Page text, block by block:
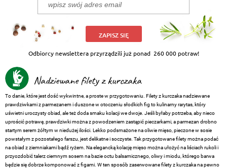
ZAPISZ SIĘ
Odbiorcy newslettera przyrządzili już ponad 260 000 potraw!
Nadziewane filety z kurczaka
To danie, które jest dość wykwintne, a proste w przygotowaniu. Filety z kurczaka nadziewane
prawdziwkami z parmezanem i duszone w otoczeniu słodkich fig to kulinarny rarytas, który
uświetni uroczysty obiad, ale też doda smaku kolacji we dwoje. Jeśli byłaby potrzeba, aby nieco
uprościć potrawę, prawdziwki można z powodzeniem zastąpić pieczarkami, a parmezan drobno
startym serem żółtym w niedużej ilości. Lekko podsmażone na oliwie mięso, pieczone w sosie
powstałym z pozostałego farszu, jest delikatne i soczyste. Tak przygotowane filety można podać
na obiad z ziemniakami bądź ryżem. Na elegancką kolację mięso można ułożyć na liściach rukoli i
przyozdobić talerz ciemnym sosem na bazie octu balsamicznego, oliwy i miodu, którego barwa
będzie się dobrze komponować z figami. W ten sposób zaserwowane filety z kurczaka na pewno